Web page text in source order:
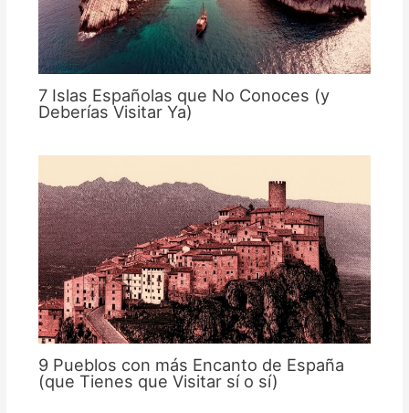
7 Islas Españolas que No Conoces (y
Deberías Visitar Ya)
9 Pueblos con más Encanto de España
(que Tienes que Visitar sí o sí)